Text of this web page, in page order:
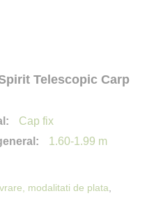
Telescopic Carp
Cap fix
1.60-1.99 m
modalitati de plata